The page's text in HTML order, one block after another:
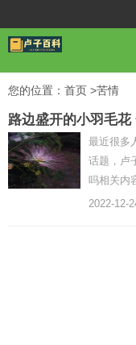
您的位置： 首页 >苦情
最近很多
话题，卢
吗相关内
2022-12-